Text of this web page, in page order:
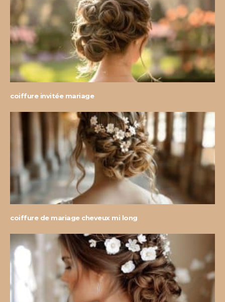
coiffure invitée mariage
coiffure de mariage cheveux mi long